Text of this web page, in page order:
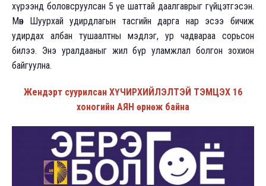
хүрээнд боловсруулсан 5 үе шаттай даалгаврыг гүйцэтгэсэн.
Мөн Шуурхай удирдлагын тасгийн дарга нар эсээ бичиж
удирдах албан тушаалтны мэдлэг, ур чадвараа сорьсон
билээ. Энэ уралдааныг жил бүр уламжлал болгон зохион
байгуулна.
Жендэрт суурилсан ХҮЧИРХИЙЛЭЛТЭЙ ТЭМЦЭХ 16
хоногийн АЯН өрнөж байна